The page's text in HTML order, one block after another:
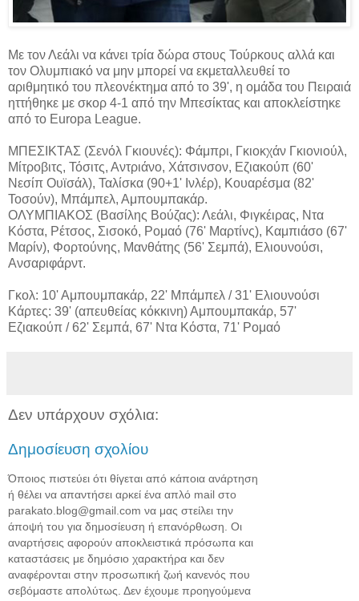
Με τον Λεάλι να κάνει τρία δώρα στους Τούρκους αλλά και
τον Ολυμπιακό να μην μπορεί να εκμεταλλευθεί το
αριθμητικό του πλεονέκτημα από το 39', η ομάδα του Πειραιά
ηττήθηκε με σκορ 4-1 από την Μπεσίκτας και αποκλείστηκε
από το Europa League.
ΜΠΕΣΙΚΤΑΣ (Σενόλ Γκιουνές): Φάμπρι, Γκιοκχάν Γκιονιούλ,
Μίτροβιτς, Τόσιτς, Αντριάνο, Χάτσινσον, Εζιακούπ (60'
Νεσίπ Ουϊσάλ), Ταλίσκα (90+1' Ινλέρ), Κουαρέσμα (82'
Τοσούν), Μπάμπελ, Αμπουμπακάρ.
ΟΛΥΜΠΙΑΚΟΣ (Βασίλης Βούζας): Λεάλι, Φιγκέιρας, Ντα
Κόστα, Ρέτσος, Σισοκό, Ρομαό (76' Μαρτίνς), Καμπιάσο (67'
Μαρίν), Φορτούνης, Μανθάτης (56' Σεμπά), Ελιουνούσι,
Ανσαριφάρντ.
Γκολ: 10' Αμπουμπακάρ, 22' Μπάμπελ / 31' Ελιουνούσι
Κάρτες: 39' (απευθείας κόκκινη) Αμπουμπακάρ, 57'
Εζιακούπ / 62' Σεμπά, 67' Ντα Κόστα, 71' Ρομαό
Δεν υπάρχουν σχόλια:
Δημοσίευση σχολίου
Όποιος πιστεύει ότι θίγεται από κάποια ανάρτηση
ή θέλει να απαντήσει αρκεί ένα απλό mail στο
parakato.blog@gmail.com να μας στείλει την
άποψή του για δημοσίευση ή επανόρθωση. Οι
αναρτήσεις αφορούν αποκλειστικά πρόσωπα και
καταστάσεις με δημόσιο χαρακτήρα και δεν
αναφέρονται στην προσωπική ζωή κανενός που
σεβόμαστε απολύτως. Δεν έχουμε προηγούμενα